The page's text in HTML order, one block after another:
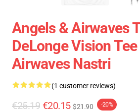
Angels & Airwaves
DeLonge Vision
Airwaves Nastri
(1 customer reviews)
€25.19 €20.15 $21.90 -20%